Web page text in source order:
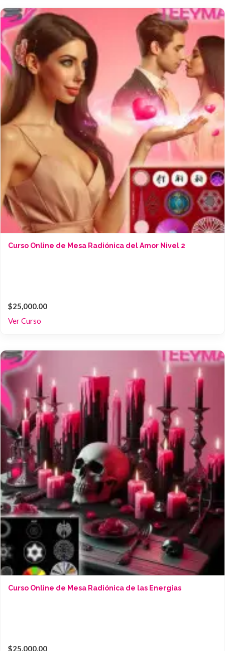
Curso Online de Mesa Radiónica del Amor Nivel 2
$25,000.00
Ver Curso
Curso Online de Mesa Radiónica de las Energías
$25,000.00